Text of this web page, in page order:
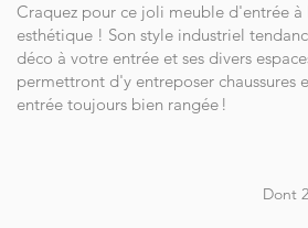
Craquez pour ce joli meuble d'entrée
esthétique ! Son style industriel
déco à votre entrée et ses divers
permettront d'y entreposer chaussures
entrée toujours bien rangée !
Dont